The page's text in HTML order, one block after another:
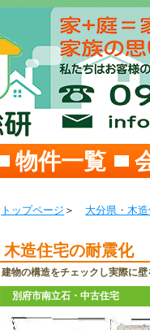
トップページ ＞ 大分県・木
木造住宅の耐震化
建物の構造をチェックし実際に壁
別府市南立石・中古住宅
物件一覧